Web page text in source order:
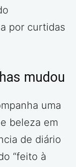
por curtidas
mudou
uma
beleza em
de diário
“feito à